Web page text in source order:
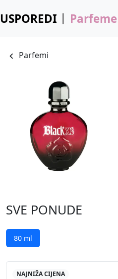
USPOREDI Parfeme
Parfemi
SVE PONUDE
80 ml
NAJNIŽA CIJENA